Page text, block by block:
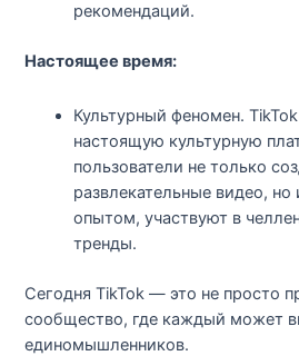
рекомендаций.
Настоящее время:
Культурный феномен.
настоящую культурную
пользователи не только
развлекательные видео, но
опытом, участвуют в
тренды.
Сегодня TikTok — это не просто
сообщество, где каждый может
единомышленников.